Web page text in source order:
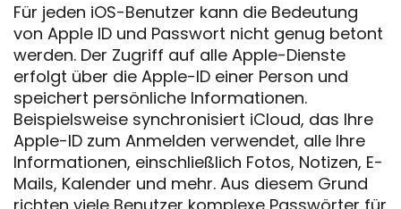
Für jeden iOS-Benutzer kann die Bedeutung
von Apple ID und Passwort nicht genug betont
werden. Der Zugriff auf alle Apple-Dienste
erfolgt über die Apple-ID einer Person und
speichert persönliche Informationen.
Beispielsweise synchronisiert iCloud, das Ihre
Apple-ID zum Anmelden verwendet, alle Ihre
Informationen, einschließlich Fotos, Notizen, E-
Mails, Kalender und mehr. Aus diesem Grund